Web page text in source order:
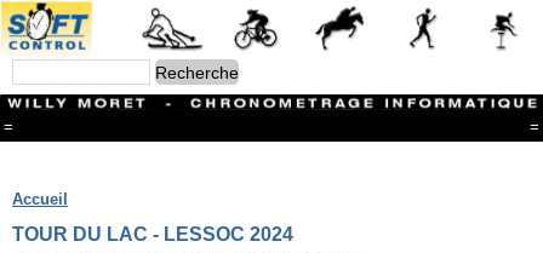
= =
Branches
CONTACT
Accueil
TOUR DU LAC - LESSOC 2024